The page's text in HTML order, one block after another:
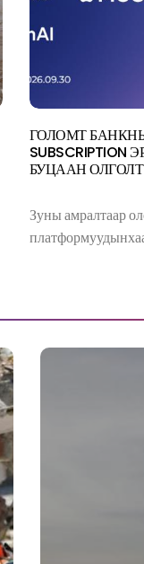
ГОЛОМТ
БУЦААН
Зуны амралтаар